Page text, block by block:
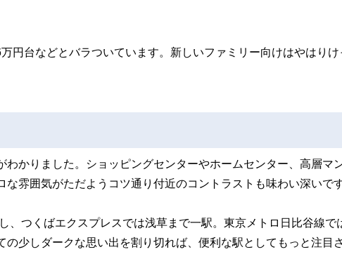
円台などとバラついています。新しいファミリー向けはやはりけ
かりました。ショッピングセンターやホームセンター、高層マ
雰囲気がただようコツ通り付近のコントラストも味わい深いです
、つくばエクスプレスでは浅草まで一駅。東京メトロ日比谷線で
少しダークな思い出を割り切れば、便利な駅としてもっと注目